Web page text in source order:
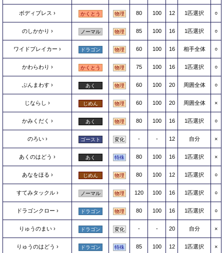
ボディプレス かくとう 物理 80 100 12 1匹選択 ○
のしかかり ノーマル 物理 85 100 16 1匹選択 ○
ワイドブレイカー ドラゴン 物理 60 100 16 相手全体 ○
かわらわり かくとう 物理 75 100 16 1匹選択 ○
ぶんまわす あく 物理 60 100 20 周囲全体 ○
じならし じめん 物理 60 100 20 周囲全体 ×
かみくだく あく 物理 80 100 16 1匹選択 ○
のろい ゴースト 変化 - - 12 自分 ×
あくのはどう あく 特殊 80 100 16 1匹選択 ×
あなをほる じめん 物理 80 100 12 1匹選択 ○
すてみタックル ノーマル 物理 120 100 16 1匹選択 ○
ドラゴンクロー ドラゴン 物理 80 100 16 1匹選択 ○
りゅうのまい ドラゴン 変化 - - 20 自分 ×
りゅうのはどう ドラゴン 特殊 85 100 12 1匹選択 ×